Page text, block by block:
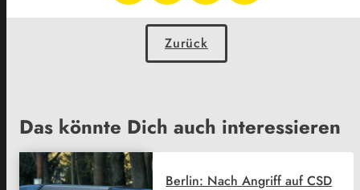
Zurück
Das könnte Dich auch interessieren
Berlin: Nach Angriff auf CSD